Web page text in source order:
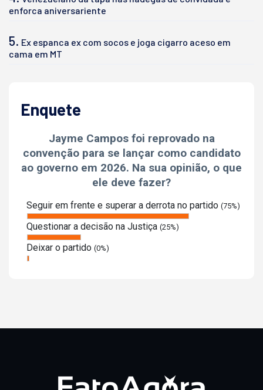
enforca aniversariente
5. Ex espanca ex com socos e joga cigarro aceso em
cama em MT
Enquete
Jayme Campos foi reprovado na
convenção para se lançar como candidato
ao governo em 2026. Na sua opinião, o que
ele deve fazer?
Seguir em frente e superar a derrota no partido (75%)
Questionar a decisão na Justiça (25%)
Deixar o partido (0%)